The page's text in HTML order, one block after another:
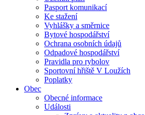
Pasport komunikací
Ke stažení
Vyhlášky a směrnice
Bytové hospodářství
Ochrana osobních údajů
Odpadové hospodářství
Pravidla pro rybolov
Sportovní hřiště V Loužích
Poplatky
Obec
Obecné informace
Události